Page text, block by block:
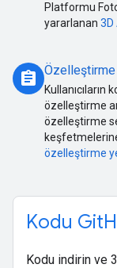
Platformu
yararlanan 3D
assignment Özelleştirme
özelleştirme
özelleştirme
özelleştirme
Kodu
Kodu indirin ve